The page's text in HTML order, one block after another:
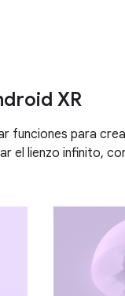
XR
funciones para
el lienzo infinito,